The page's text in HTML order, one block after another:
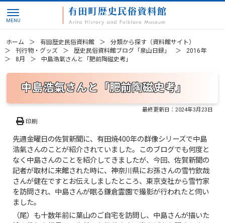
ホーム 有田歴史民俗資料館
分類から探す（資料館サイト）
刊行物・グッズ
歴史民俗資料館ブログ「泉山日録」
2016年
8月
中島浩氣さんと「肥前陶磁史考」
中島浩氣さんと「肥前陶磁史考」
最終更新日：2024年3月23日
印刷
先週金曜日の佐賀新聞に、有田焼400年の群像シリーズで中島
浩氣さんのことが紹介されていました。このブログでも何度と
なく中島さんのことを紹介してきましたが、今回、佐賀新聞の
記者が取材に来館された時に、神奈川県にお孫さんの雪竹欽哉
さんが健在ですとお伝えしましたところ、東京支社から雪竹家
を訪問され、中島さんが眠る鎌倉霊園で撮影が行われたと伺い
ました。
（尾）も十数年前に葉山のご自宅を訪問し、中島さんが描いた